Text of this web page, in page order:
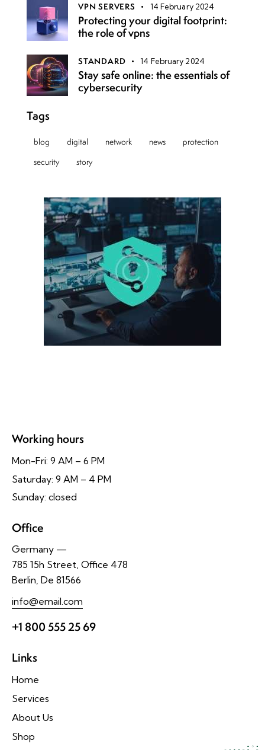
VPN SERVERS 14 February 2024
Protecting your digital footprint:
the role of vpns
STANDARD 14 February 2024
Stay safe online: the essentials of
cybersecurity
Tags
blog digital network news
protection
security
story
Working hours
Mon-Fri: 9 AM – 6 PM
Saturday: 9 AM – 4 PM
Sunday: closed
Office
Germany —
785 15h Street, Office 478
Berlin, De 81566
info@email.com
+1 800 555 25 69
Links
Home
Services
About Us
Shop